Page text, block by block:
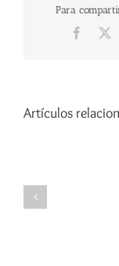
Para
Artículos